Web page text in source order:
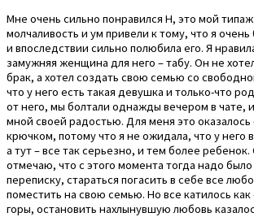
Мне очень сильно понравился Н, это мой
молчаливость и ум привели к тому, что я
и впоследствии сильно полюбила его. Я
замужняя женщина для него – табу. Он не
брак, а хотел создать свою семью со
что у него есть такая девушка и только-что
от него, мы болтали однажды вечером в чате,
мной своей радостью. Для меня это
крючком, потому что я не ожидала, что у него
а тут – все так серьезно, и тем более ребенок.
отмечаю, что с этого момента тогда надо
переписку, стараться погасить в себе все
поместить на свою семью. Но все катилось
горы, остановить нахлынувшую любовь